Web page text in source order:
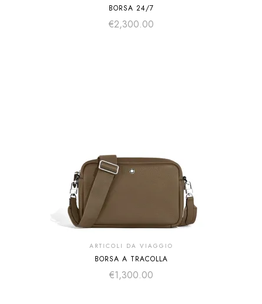
BORSA 24/7
€2,300.00
ARTICOLI DA VIAGGIO
BORSA A TRACOLLA
€1,300.00